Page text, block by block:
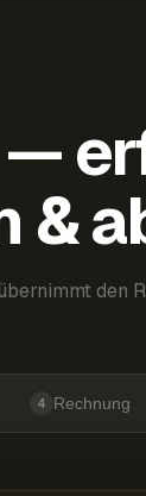
&
den
4 Rechnung